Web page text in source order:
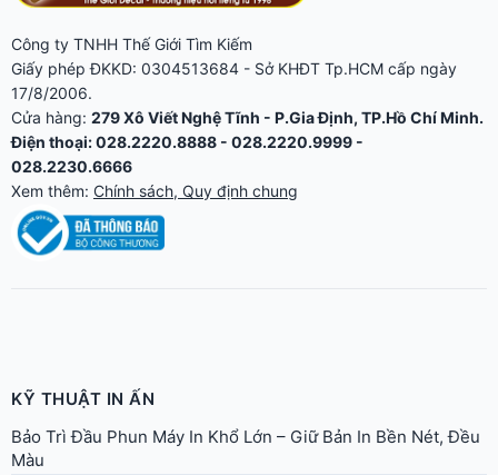
Công ty TNHH Thế Giới Tìm Kiếm
Giấy phép ĐKKD: 0304513684 - Sở KHĐT Tp.HCM cấp ngày
17/8/2006.
Cửa hàng: 279 Xô Viết Nghệ Tĩnh - P.Gia Định, TP.Hồ Chí Minh.
Điện thoại: 028.2220.8888 - 028.2220.9999 -
028.2230.6666
Xem thêm: Chính sách, Quy định chung
KỸ THUẬT IN ẤN
Bảo Trì Đầu Phun Máy In Khổ Lớn – Giữ Bản In Bền Nét, Đều
Màu